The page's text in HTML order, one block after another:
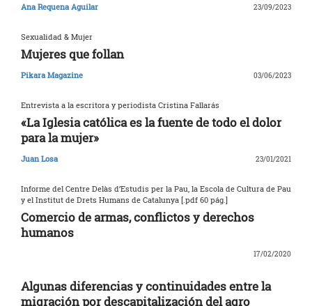
Ana Requena Aguilar 23/09/2023
Sexualidad & Mujer
Mujeres que follan
Pikara Magazine 03/06/2023
Entrevista a la escritora y periodista Cristina Fallarás
«La Iglesia católica es la fuente de todo el dolor
para la mujer»
Juan Losa 23/01/2021
Informe del Centre Delàs d’Estudis per la Pau, la Escola de Cultura de Pau
y el Institut de Drets Humans de Catalunya [.pdf 60 pág.]
Comercio de armas, conflictos y derechos
humanos
17/02/2020
Algunas diferencias y continuidades entre la
migración por descapitalización del agro